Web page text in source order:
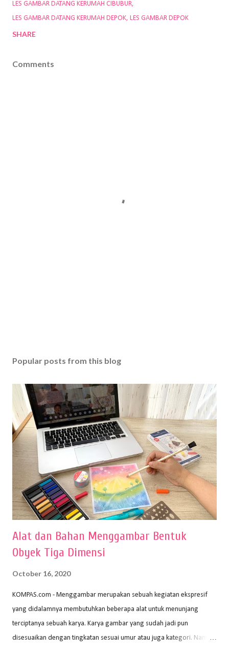
LES GAMBAR DATANG KERUMAH CIBUBUR
LES GAMBAR DATANG KERUMAH DEPOK LES GAMBAR DEPOK
SHARE
Comments
Popular posts from this blog
Alat dan Bahan Menggambar Bentuk
Obyek Tiga Dimensi
October 16, 2020
KOMPAS.com - Menggambar merupakan sebuah kegiatan ekspresif
yang didalamnya membutuhkan beberapa alat untuk menunjang
terciptanya sebuah karya. Karya gambar yang sudah jadi pun
disesuaikan dengan tingkatan sesuai umur atau juga kategori. Namun,